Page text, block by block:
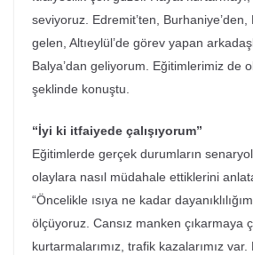
seviyoruz. Edremit’ten, Burhaniye’den,
gelen, Altıeylül’de görev yapan
Balya’dan geliyorum. Eğitimlerimiz de
şeklinde konuştu.
“İyi ki itfaiyede çalışıyorum”
Eğitimlerde gerçek durumların
olaylara nasıl müdahale ettiklerini
“Öncelikle ısıya ne kadar
ölçüyoruz. Cansız manken çıkarmaya
kurtarmalarımız, trafik kazalarımız